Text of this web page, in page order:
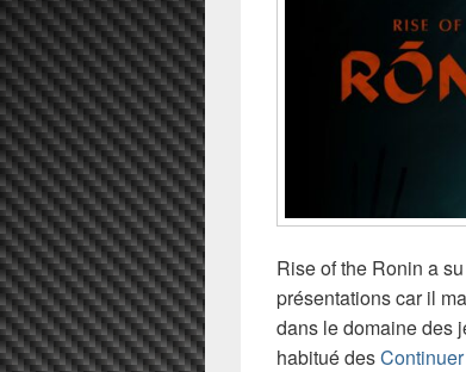
Rise of the Ronin a
présentations car il
dans le domaine des
habitué des